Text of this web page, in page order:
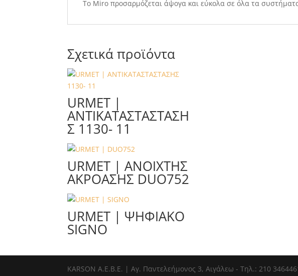
Το Miro προσαρμόζεται άψογα και εύκολα σε όλα τα
Σχετικά προϊόντα
URMET |
ΑΝΤΙΚΑΤΑΣΤΑΣΤΑΣΗ
Σ 1130- 11
URMET | ΑΝΟΙΧΤΗΣ
ΑΚΡΟΑΣΗΣ DUO752
URMET | ΨΗΦΙΑΚΟ
SIGNO
ΚΑRSOΝ Α.E.B.E. | Αγ. Παντελεήμονος 3, Αιγάλεω - Τηλ.: 210